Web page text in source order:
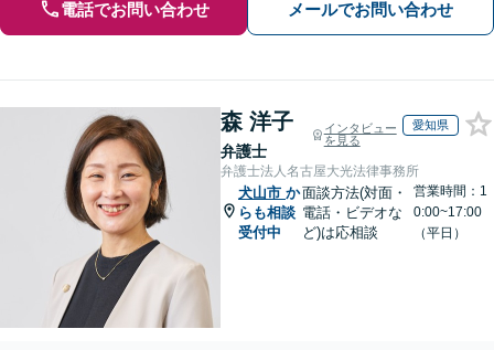
電話でお問い合わせ メールでお問い合わせ
森 洋子
弁護士
インタビュー
を見る
愛知県
弁護士法人名古屋大光法律事務所
犬山市 か
らも相談
受付中
面談方法(対面・
電話・ビデオな
ど)は応相談
営業時間：1
0:00~17:00
（平日）